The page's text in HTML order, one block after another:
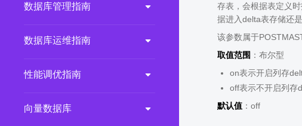
数据库管理指南
数据库运维指南
性能调优指南
向量数据库
存表，会根据表定义
据进入delta表存储还
该参数属于
取值范围 ：布尔型
on表示开启列存
off表示不开启列存
默认值 ：off